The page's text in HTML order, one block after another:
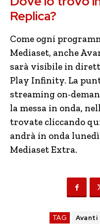
Replica?
Come ogni
Mediaset, anche
sarà visibile in
Play Infinity. La
streaming on-
la messa in onda,
trovate cliccando
andrà in onda lunedì
Mediaset Extra.
TAG Avanti